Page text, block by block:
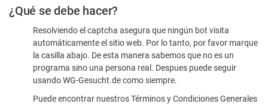
¿Qué se debe hacer?
Resolviendo el captcha asegura que ningún bot visita
automáticamente el sitio web. Por lo tanto, por favor marque
la casilla abajo. De esta manera sabemos que no es un
programa sino una persona real. Despues puede seguir
usando WG-Gesucht.de como siempre.
Puede encontrar nuestros Términos y Condiciones Generales